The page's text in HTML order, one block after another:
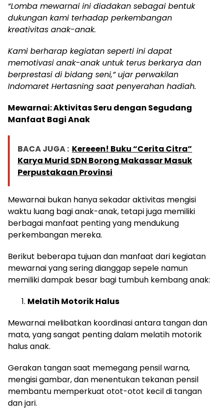
“Lomba mewarnai ini diadakan sebagai bentuk
dukungan kami terhadap perkembangan
kreativitas anak-anak.
Kami berharap kegiatan seperti ini dapat
memotivasi anak-anak untuk terus berkarya dan
berprestasi di bidang seni,” ujar perwakilan
Indomaret Hertasning saat penyerahan hadiah.
Mewarnai: Aktivitas Seru dengan Segudang
Manfaat Bagi Anak
BACA JUGA : Kereeen! Buku “Cerita Citra”
Karya Murid SDN Borong Makassar Masuk
Perpustakaan Provinsi
Mewarnai bukan hanya sekadar aktivitas mengisi
waktu luang bagi anak-anak, tetapi juga memiliki
berbagai manfaat penting yang mendukung
perkembangan mereka.
Berikut beberapa tujuan dan manfaat dari kegiatan
mewarnai yang sering dianggap sepele namun
memiliki dampak besar bagi tumbuh kembang anak:
Melatih Motorik Halus
Mewarnai melibatkan koordinasi antara tangan dan
mata, yang sangat penting dalam melatih motorik
halus anak.
Gerakan tangan saat memegang pensil warna,
mengisi gambar, dan menentukan tekanan pensil
membantu memperkuat otot-otot kecil di tangan
dan jari.